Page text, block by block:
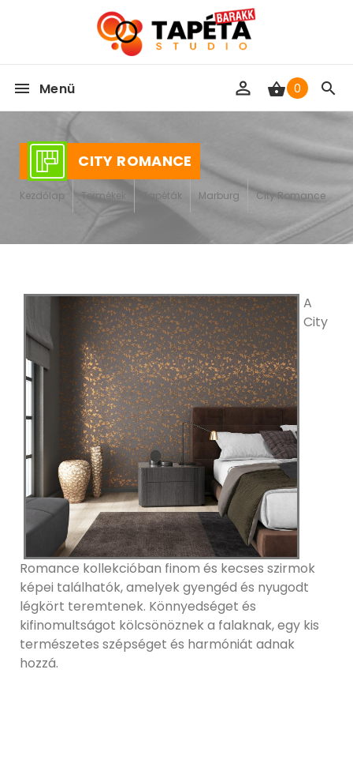
Menü 0
CITY ROMANCE
Kezdőlap Termékek Tapéták Marburg City Romance
A
City
Romance kollekcióban finom és kecses szirmok
képei találhatók, amelyek gyengéd és nyugodt
légkört teremtenek. Könnyedséget és
kifinomultságot kölcsönöznek a falaknak, egy kis
természetes szépséget és harmóniát adnak
hozzá.